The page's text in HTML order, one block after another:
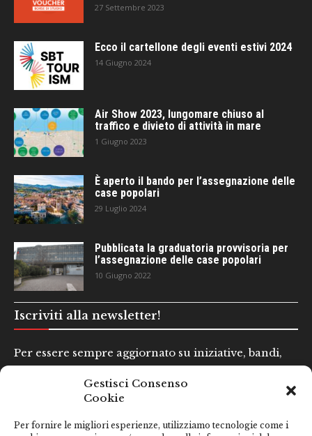
Gestisci Consenso
Cookie
Per fornire le migliori esperienze, utilizziamo tecnologie come i
27 Settembre 2023
Ecco il cartellone degli eventi estivi 2024
14 Giugno 2024
Air Show 2023, lungomare chiuso al
traffico e divieto di attività in mare
1 Giugno 2023
È aperto il bando per l’assegnazione delle
case popolari
29 Luglio 2024
Pubblicata la graduatoria provvisoria per
l’assegnazione delle case popolari
10 Giugno 2022
Iscriviti alla newsletter!
Per essere sempre aggiornato su iniziative, bandi,